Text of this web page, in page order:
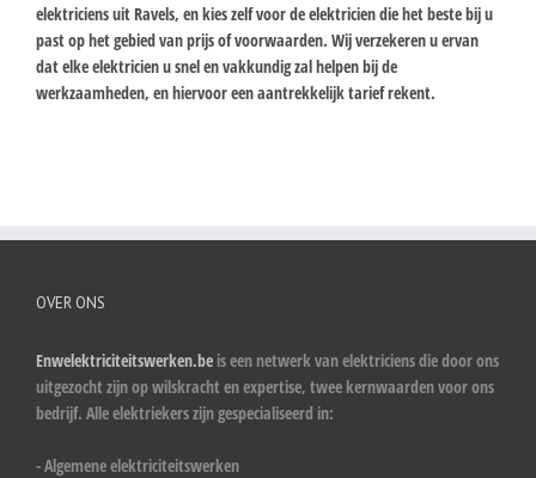
elektriciens uit Ravels, en kies zelf voor de elektricien die het beste bij u
past op het gebied van prijs of voorwaarden. Wij verzekeren u ervan
dat elke elektricien u snel en vakkundig zal helpen bij de
werkzaamheden, en hiervoor een aantrekkelijk tarief rekent.
OVER ONS
Enwelektriciteitswerken.be is een netwerk van elektriciens die door ons
uitgezocht zijn op wilskracht en expertise, twee kernwaarden voor ons
bedrijf. Alle elektriekers zijn gespecialiseerd in:
- Algemene elektriciteitswerken